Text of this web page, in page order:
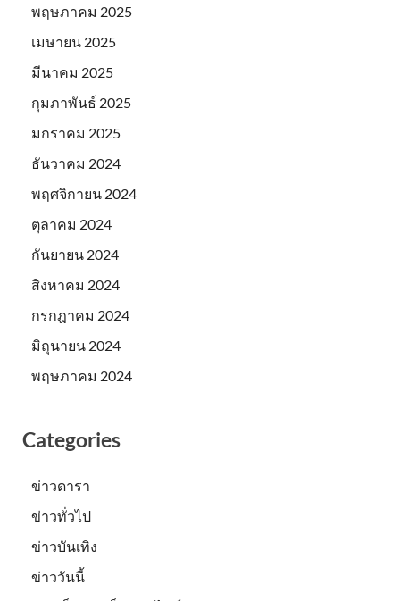
พฤษภาคม 2025
เมษายน 2025
มีนาคม 2025
กุมภาพันธ์ 2025
มกราคม 2025
ธันวาคม 2024
พฤศจิกายน 2024
ตุลาคม 2024
กันยายน 2024
สิงหาคม 2024
กรกฎาคม 2024
มิถุนายน 2024
พฤษภาคม 2024
Categories
ข่าวดารา
ข่าวทั่วไป
ข่าวบันเทิง
ข่าววันนี้